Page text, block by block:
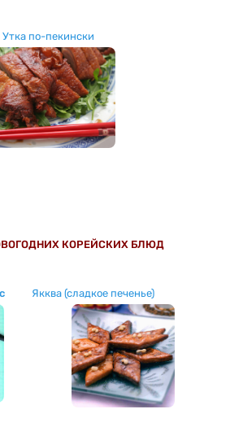
Утка по-пекински
КОРЕЙСКИХ БЛЮД
Якква (сладкое печенье)